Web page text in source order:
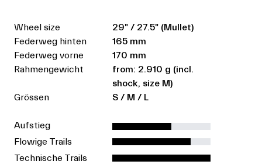
Wheel size
29" / 27.5" (Mullet)
Federweg hinten
165 mm
Federweg vorne
170 mm
Rahmengewicht
from: 2.910 g (incl.
shock, size M)
Grössen
S / M / L
Aufstieg
Flowige Trails
Technische Trails